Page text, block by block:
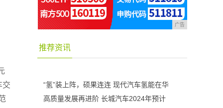
交
广告
推荐资讯
“氢”装上阵，硕果连连 现代汽车氢能在华
高质量发展再进阶 长城汽车2024年预计